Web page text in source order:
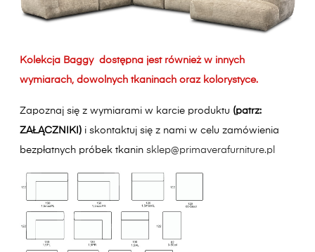
Kolekcja Baggy dostępna jest również w innych
wymiarach, dowolnych tkaninach oraz kolorystyce.
Zapoznaj się z wymiarami w karcie produktu (patrz:
ZAŁĄCZNIKI) i skontaktuj się z nami w celu zamówienia
bezpłatnych próbek tkanin sklep@primaverafurniture.pl